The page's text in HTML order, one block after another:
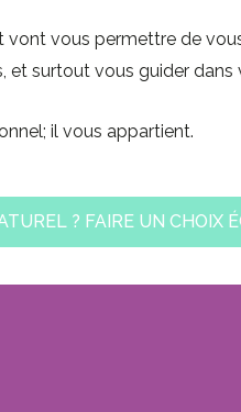
vous permettre de
surtout vous guider dans
il vous appartient.
? FAIRE UN CHOIX